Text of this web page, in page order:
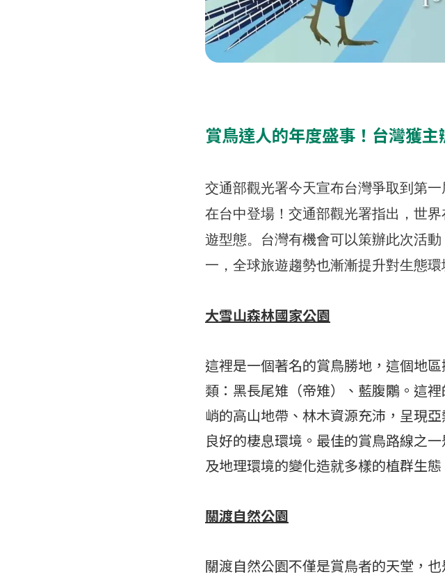
賞鳥達人的年度盛事！台灣獲主
交通部觀光署今天宣布台灣爭取到第
在台中登場！交通部觀光署指出，世
遊型態。台灣有機會可以策辦此次活
一，全球旅遊趨勢也漸漸提升對生態
大雪山森林國家公園
這裡是一個著名的賞鳥勝地，這個地
類：黑長尾雉（帝雉）、藍腹鷴。這
峭的高山地帶、林木資源充沛，呈現
良好的棲息環境。最佳的賞鳥路線之
及地理環境的變化造就多樣的植群生態
關渡自然公園
關渡自然公園不僅是賞鳥者的天堂，